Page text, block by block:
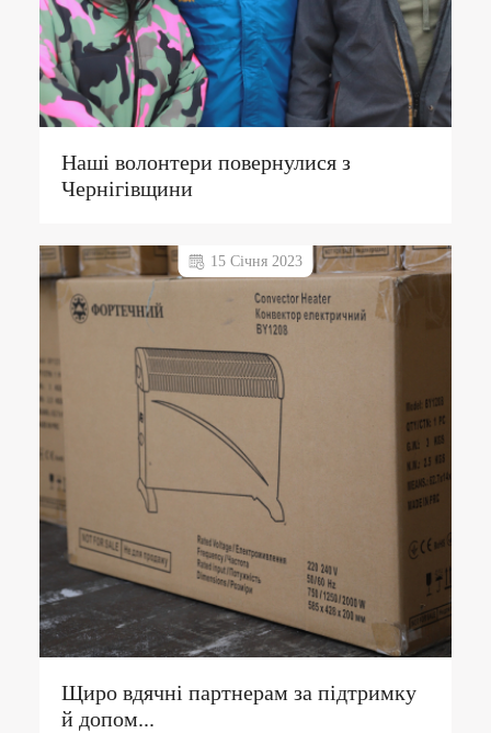
Наші волонтери повернулися з
Чернігівщини
Щиро вдячні партнерам за підтримку
й допом...
15 Січня 2023